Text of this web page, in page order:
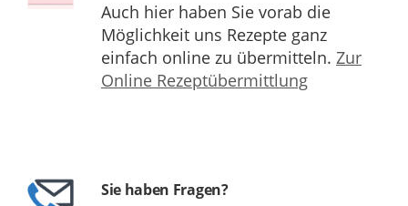
Auch hier haben Sie vorab die
Möglichkeit uns Rezepte ganz
einfach online zu übermitteln. Zur
Online Rezeptübermittlung
Sie haben Fragen?